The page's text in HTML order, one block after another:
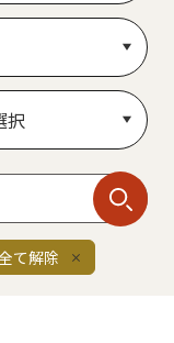
択
て解除